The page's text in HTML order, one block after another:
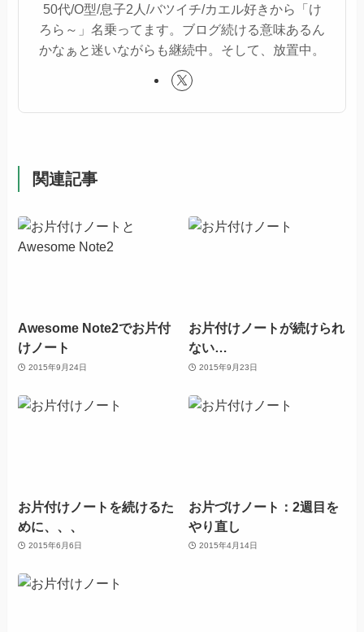
50代/O型/息子2人/バツイチ/カエル好きから「け
ろら～」名乗ってます。ブログ続ける意味あるん
かなぁと迷いながらも継続中。そして、放置中。
関連記事
Awesome Note2でお片付
けノート
2015年9月24日
お片付けノートが続けられ
ない…
2015年9月23日
お片付けノートを続けるた
めに、、、
2015年6月6日
お片づけノート：2週目を
やり直し
2015年4月14日